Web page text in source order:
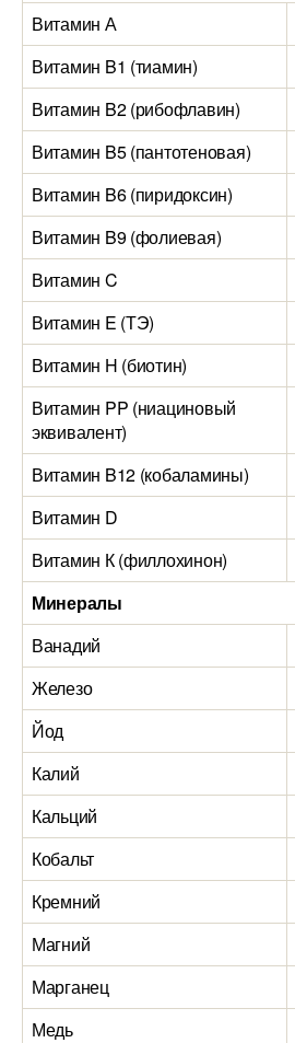
Витамин А
Витамин B1 (тиамин)
Витамин B2 (рибофлавин)
Витамин B5 (пантотеновая)
Витамин B6 (пиридоксин)
Витамин B9 (фолиевая)
Витамин C
Витамин E (ТЭ)
Витамин H (биотин)
Витамин PP (ниациновый
эквивалент)
Витамин B12 (кобаламины)
Витамин D
Витамин К (филлохинон)
Минералы
Ванадий
Железо
Йод
Калий
Кальций
Кобальт
Кремний
Магний
Марганец
Медь